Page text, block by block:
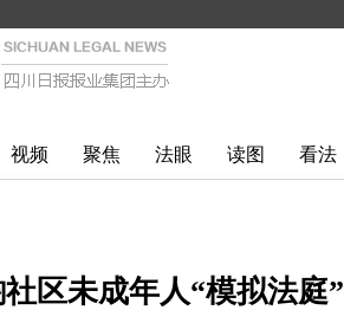
视频 聚焦 法眼 读图 看法
区未成年人“模拟法庭”